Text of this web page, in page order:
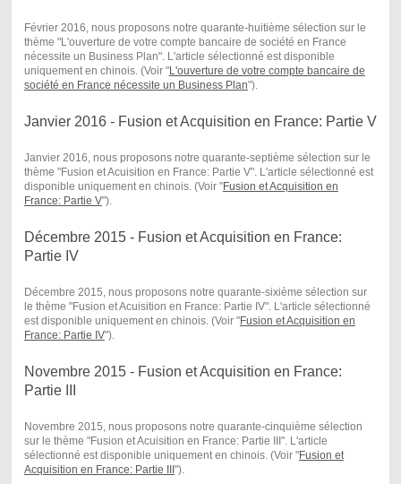
Février 2016, nous proposons notre quarante-huitième sélection sur le
thème "L'ouverture de votre compte bancaire de société en France
nécessite un Business Plan". L'article sélectionné est disponible
uniquement en chinois. (Voir "L'ouverture de votre compte bancaire de
société en France nécessite un Business Plan") .
Janvier 2016 - Fusion et Acquisition en France: Partie V
Janvier 2016, nous proposons notre quarante-septième sélection sur le
thème "Fusion et Acuisition en France: Partie V". L'article sélectionné est
disponible uniquement en chinois. (Voir "Fusion et Acquisition en
France: Partie V") .
Décembre 2015 - Fusion et Acquisition en France:
Partie IV
Décembre 2015, nous proposons notre quarante-sixième sélection sur
le thème "Fusion et Acuisition en France: Partie IV". L'article sélectionné
est disponible uniquement en chinois. (Voir "Fusion et Acquisition en
France: Partie IV") .
Novembre 2015 - Fusion et Acquisition en France:
Partie III
Novembre 2015, nous proposons notre quarante-cinquième sélection
sur le thème "Fusion et Acuisition en France: Partie III". L'article
sélectionné est disponible uniquement en chinois. (Voir "Fusion et
Acquisition en France: Partie III ") .